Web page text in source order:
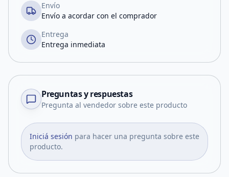
Envío
Envío a acordar con el comprador
Entrega
Entrega inmediata
Preguntas y respuestas
Pregunta al vendedor sobre este producto
Iniciá sesión para hacer una pregunta sobre este
producto.